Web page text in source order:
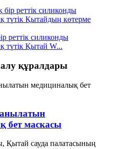
реттік силиконды
түтік Қытай W...
құралдары
бет маскасы
Қытай сауда палатасының